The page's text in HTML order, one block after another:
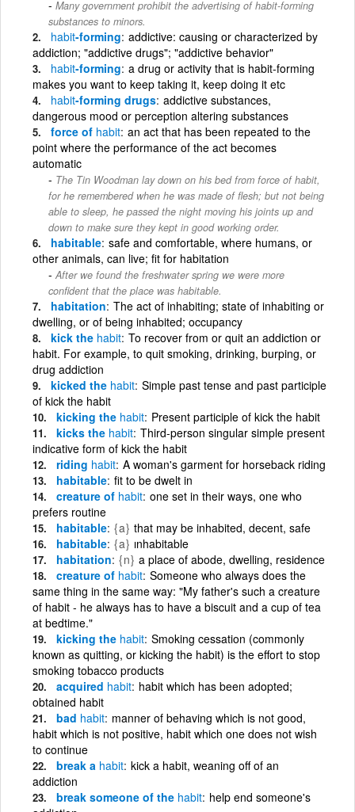
Many government prohibit the advertising of habit-forming
substances to minors.
habit-forming addictive: causing or characterized by
addiction; "addictive drugs"; "addictive behavior"
habit-forming a drug or activity that is habit-forming
makes you want to keep taking it, keep doing it etc
habit-forming drugs addictive substances,
dangerous mood or perception altering substances
force of habit an act that has been repeated to the
point where the performance of the act becomes
automatic
The Tin Woodman lay down on his bed from force of habit,
for he remembered when he was made of flesh; but not being
able to sleep, he passed the night moving his joints up and
down to make sure they kept in good working order.
habitable safe and comfortable, where humans, or
other animals, can live; fit for habitation
After we found the freshwater spring we were more
confident that the place was habitable.
habitation The act of inhabiting; state of inhabiting or
dwelling, or of being inhabited; occupancy
kick the habit To recover from or quit an addiction or
habit. For example, to quit smoking, drinking, burping, or
drug addiction
kicked the habit Simple past tense and past participle
of kick the habit
kicking the habit Present participle of kick the habit
kicks the habit Third-person singular simple present
indicative form of kick the habit
riding habit A woman's garment for horseback riding
habitable fit to be dwelt in
creature of habit one set in their ways, one who
prefers routine
habitable {a} that may be inhabited, decent, safe
habitable {a} ınhabitable
habitation {n} a place of abode, dwelling, residence
creature of habit Someone who always does the
same thing in the same way: "My father's such a creature
of habit - he always has to have a biscuit and a cup of tea
at bedtime."
kicking the habit Smoking cessation (commonly
known as quitting, or kicking the habit) is the effort to stop
smoking tobacco products
acquired habit habit which has been adopted;
obtained habit
bad habit manner of behaving which is not good,
habit which is not positive, habit which one does not wish
to continue
break a habit kick a habit, weaning off of an
addiction
break someone of the habit help end someone's